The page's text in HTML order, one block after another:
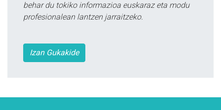
behar du tokiko informazioa euskaraz eta modu
profesionalean lantzen jarraitzeko.
Izan Gukakide